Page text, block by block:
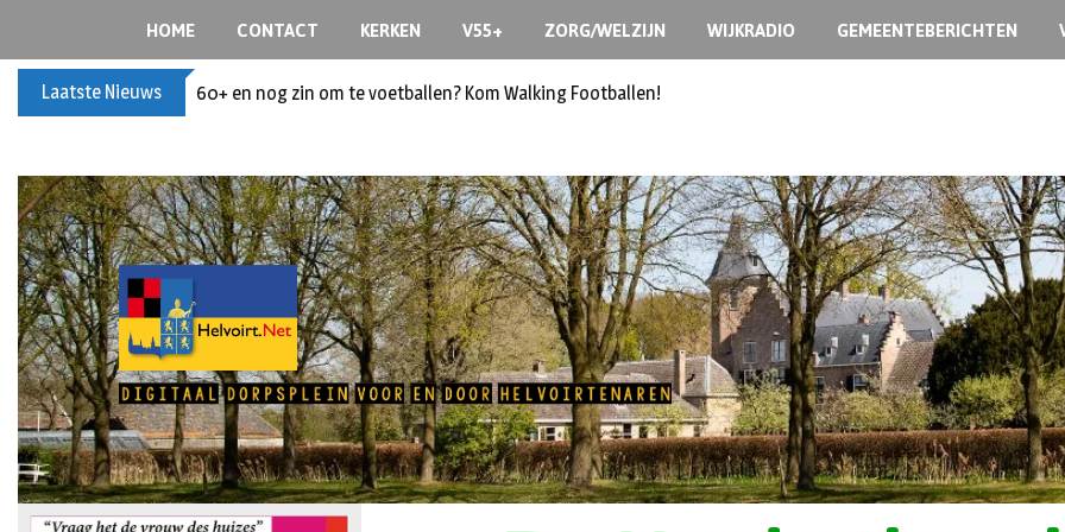
HOME CONTACT KERKEN V55+ ZORG/WELZIJN WIJKRADIO GEMEENTEBERICHTEN
Laatste Nieuws Buxusplanten in brand in Biezenmortel, vermoedelijk opzet